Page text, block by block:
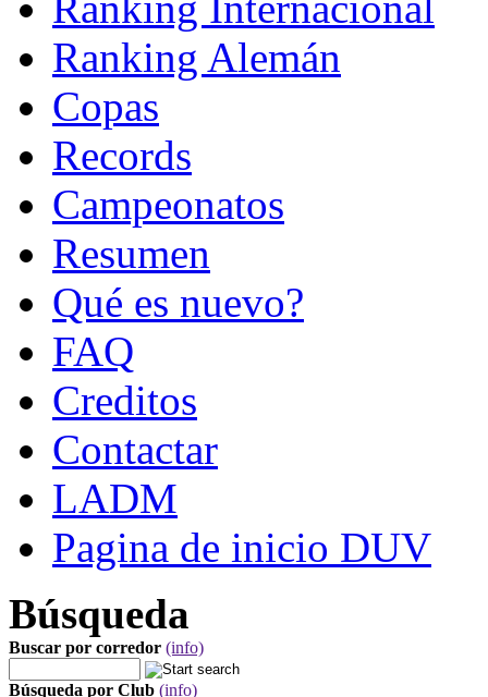
Ranking Alemán
Copas
Records
Campeonatos
Resumen
Qué es nuevo?
FAQ
Creditos
Contactar
LADM
Pagina de inicio DUV
Búsqueda
Buscar por corredor (info)
Búsqueda por Club (info)